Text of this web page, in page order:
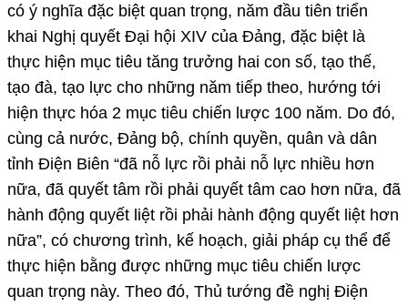
có ý nghĩa đặc biệt quan trọng, năm đầu tiên triển
khai Nghị quyết Đại hội XIV của Đảng, đặc biệt là
thực hiện mục tiêu tăng trưởng hai con số, tạo thế,
tạo đà, tạo lực cho những năm tiếp theo, hướng tới
hiện thực hóa 2 mục tiêu chiến lược 100 năm. Do đó,
cùng cả nước, Đảng bộ, chính quyền, quân và dân
tỉnh Điện Biên “đã nỗ lực rồi phải nỗ lực nhiều hơn
nữa, đã quyết tâm rồi phải quyết tâm cao hơn nữa, đã
hành động quyết liệt rồi phải hành động quyết liệt hơn
nữa”, có chương trình, kế hoạch, giải pháp cụ thể để
thực hiện bằng được những mục tiêu chiến lược
quan trọng này. Theo đó, Thủ tướng đề nghị Điện